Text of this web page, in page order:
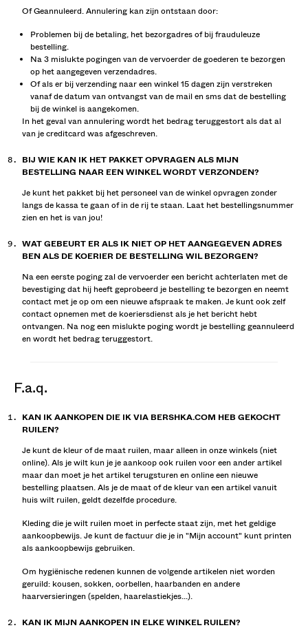
Of Geannuleerd. Annulering kan zijn ontstaan door:
Problemen bij de betaling, het bezorgadres of bij frauduleuze
bestelling.
Na 3 mislukte pogingen van de vervoerder de goederen te bezorgen
op het aangegeven verzendadres.
Of als er bij verzending naar een winkel 15 dagen zijn verstreken
vanaf de datum van ontvangst van de mail en sms dat de bestelling
bij de winkel is aangekomen.
In het geval van annulering wordt het bedrag teruggestort als dat al
van je creditcard was afgeschreven.
BIJ WIE KAN IK HET PAKKET OPVRAGEN ALS MIJN
BESTELLING NAAR EEN WINKEL WORDT VERZONDEN?
Je kunt het pakket bij het personeel van de winkel opvragen zonder
langs de kassa te gaan of in de rij te staan. Laat het bestellingsnummer
zien en het is van jou!
WAT GEBEURT ER ALS IK NIET OP HET AANGEGEVEN ADRES
BEN ALS DE KOERIER DE BESTELLING WIL BEZORGEN?
Na een eerste poging zal de vervoerder een bericht achterlaten met de
bevestiging dat hij heeft geprobeerd je bestelling te bezorgen en neemt
contact met je op om een nieuwe afspraak te maken. Je kunt ook zelf
contact opnemen met de koeriersdienst als je het bericht hebt
ontvangen. Na nog een mislukte poging wordt je bestelling geannuleerd
en wordt het bedrag teruggestort.
f.a.q.
KAN IK AANKOPEN DIE IK VIA BERSHKA.COM HEB GEKOCHT
RUILEN?
Je kunt de kleur of de maat ruilen, maar alleen in onze winkels (niet
online). Als je wilt kun je je aankoop ook ruilen voor een ander artikel
maar dan moet je het artikel terugsturen en online een nieuwe
bestelling plaatsen. Als je de maat of de kleur van een artikel vanuit
huis wilt ruilen, geldt dezelfde procedure.
Kleding die je wilt ruilen moet in perfecte staat zijn, met het geldige
aankoopbewijs. Je kunt de factuur die je in "Mijn account" kunt printen
als aankoopbewijs gebruiken.
Om hygiënische redenen kunnen de volgende artikelen niet worden
geruild: kousen, sokken, oorbellen, haarbanden en andere
haarversieringen (spelden, haarelastiekjes...).
KAN IK MIJN AANKOPEN IN ELKE WINKEL RUILEN?